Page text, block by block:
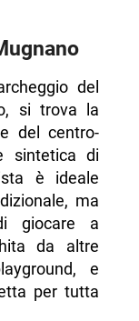
del
si trova la
del centro-
sintetica di
è ideale
ma
giocare a
da altre
e
per tutta